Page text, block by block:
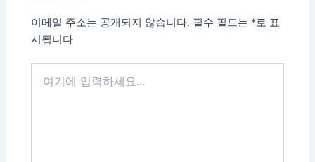
이메일 주소는 공개되지 않습니다. 필수 필드는 *로 표
시됩니다